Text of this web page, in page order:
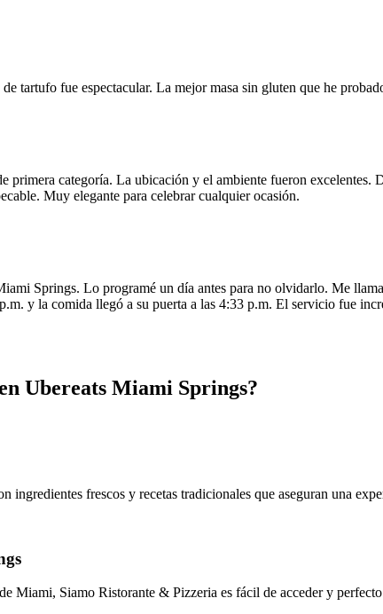
tartufo fue espectacular. La mejor masa sin gluten que he
primera categoría. La ubicación y el ambiente fueron
Muy elegante para celebrar cualquier ocasión.
Springs. Lo programé un día antes para no olvidarlo. Me
y la comida llegó a su puerta a las 4:33 p.m. El servicio fue
Ubereats Miami Springs?
ingredientes frescos y recetas tradicionales que aseguran una
Miami, Siamo Ristorante & Pizzeria es fácil de acceder y